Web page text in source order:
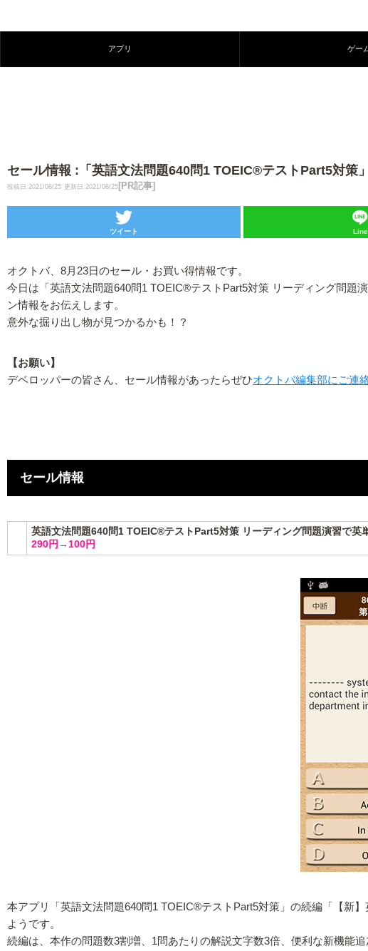
アプリ ゲー
セール情報 :「英語文法問題640問1 TOEIC®テストPart5対策
投稿日:2021/08/25 更新日:2021/08/25 [PR記事]
ツイート Line
オクトバ、8月23日のセール・お買い得情報です。
今日は「英語文法問題640問1 TOEIC®テストPart5対策 リーディング問題
ン情報をお伝えします。
意外な掘り出し物が見つかるかも！？
【お願い】
デベロッパーの皆さん、セール情報があったらぜひオクトバ編集部にご連
セール情報
英語文法問題640問1 TOEIC®テストPart5対策 リーディング問題演習で英
290円→100円
本アプリ「英語文法問題640問1 TOEIC®テストPart5対策」の続編「【新
ようです。
続編は、本作の問題数3割増、1問あたりの解説文字数3倍、便利な新機能